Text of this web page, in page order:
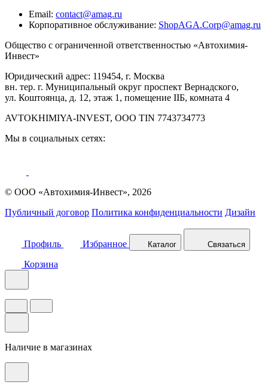
Email: contact@amag.ru
Корпоративное обслуживание: ShopAGA.Corp@amag.ru
Общество с ограниченной ответственностью «Автохимия-
Инвест»
Юридический адрес: 119454, г. Москва
вн. тер. г. Муниципальный округ проспект Вернадского,
ул. Коштоянца, д. 12, этаж 1, помещение IIБ, комната 4
AVTOKHIMIYA-INVEST, OOO TIN 7743734773
Мы в социальных сетях:
© ООО «Автохимия-Инвест», 2026
Публичный договор Политика конфиденциальности Дизайн
Профиль Избранное Каталог Связаться
Корзина
Наличие в магазинах